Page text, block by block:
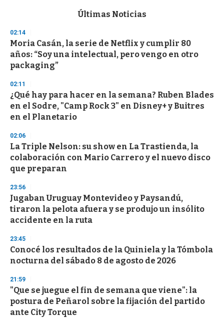
d
s
o
f
3
s
c
o
n
Últimas Noticias
02:14
Moria Casán, la serie de Netflix y cumplir 80
años: “Soy una intelectual, pero vengo en otro
packaging”
02:11
¿Qué hay para hacer en la semana? Ruben Blades
en el Sodre, "Camp Rock 3" en Disney+ y Buitres
en el Planetario
02:06
La Triple Nelson: su show en La Trastienda, la
colaboración con Mario Carrero y el nuevo disco
que preparan
23:56
Jugaban Uruguay Montevideo y Paysandú,
tiraron la pelota afuera y se produjo un insólito
accidente en la ruta
23:45
Conocé los resultados de la Quiniela y la Tómbola
nocturna del sábado 8 de agosto de 2026
21:59
"Que se juegue el fin de semana que viene": la
postura de Peñarol sobre la fijación del partido
ante City Torque